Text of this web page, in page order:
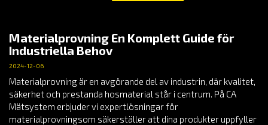
Materialprovning En Komplett Guide för
Industriella Behov
2024-12-06
Materialprovning är en avgörande del av industrin, där kvalitet,
säkerhet och prestanda hosmaterial står i centrum. På CA
Mätsystem erbjuder vi expertlösningar för
materialprovningsom säkerställer att dina produkter uppfyller